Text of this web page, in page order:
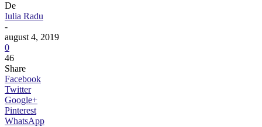
De
Iulia Radu
-
august 4, 2019
0
46
Share
Facebook
Twitter
Google+
Pinterest
WhatsApp